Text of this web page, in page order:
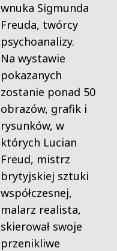
wnuka Sigmunda
Freuda, twórcy
psychoanalizy.
Na wystawie
pokazanych
zostanie ponad 50
obrazów, grafik i
rysunków, w
których Lucian
Freud, mistrz
brytyjskiej sztuki
współczesnej,
malarz realista,
skierował swoje
przenikliwe